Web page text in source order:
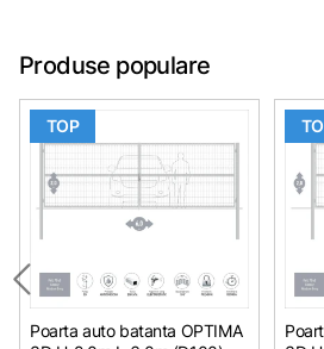
Produse populare
TOP
Poarta auto batanta OPTIMA